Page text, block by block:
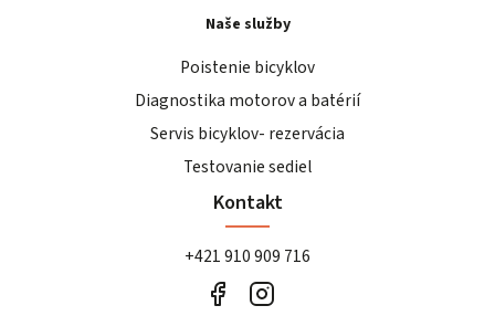
Naše služby
Poistenie bicyklov
Diagnostika motorov a batérií
Servis bicyklov- rezervácia
Testovanie sediel
Kontakt
+421 910 909 716